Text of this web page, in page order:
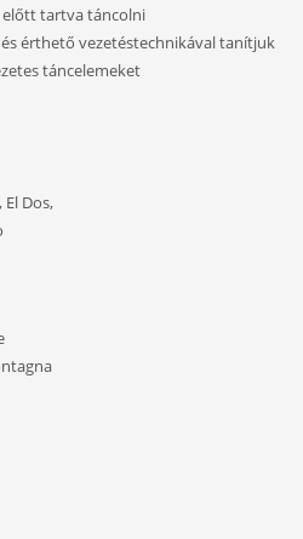
előtt tartva táncolni
érthető vezetéstechnikával tanítjuk
táncelemeket
Dos,